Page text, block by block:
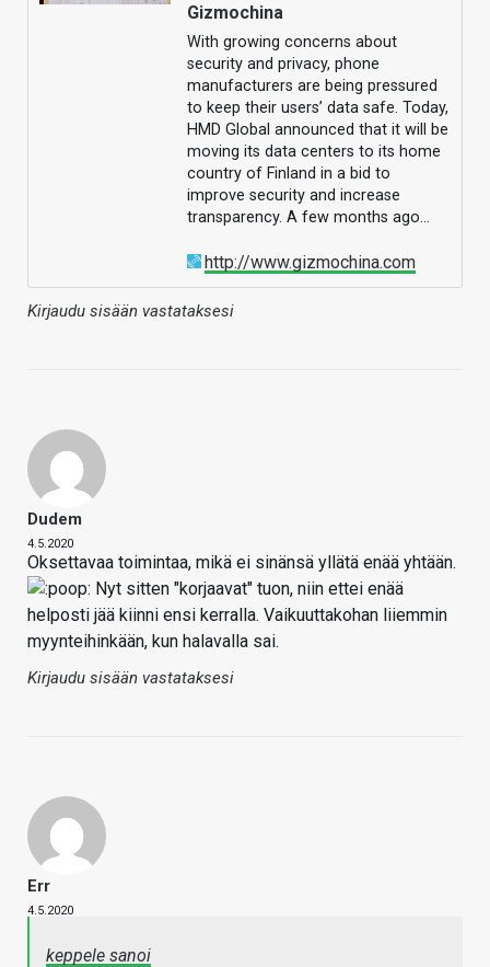
Gizmochina
With growing concerns about
security and privacy, phone
manufacturers are being pressured
to keep their users’ data safe. Today,
HMD Global announced that it will be
moving its data centers to its home
country of Finland in a bid to
improve security and increase
transparency. A few months ago…
http://www.gizmochina.com
Kirjaudu sisään vastataksesi
Dudem
4.5.2020
Oksettavaa toimintaa, mikä ei sinänsä yllätä enää yhtään.
Nyt sitten "korjaavat" tuon, niin ettei enää
helposti jää kiinni ensi kerralla. Vaikuuttakohan liiemmin
myynteihinkään, kun halavalla sai.
Kirjaudu sisään vastataksesi
Err
4.5.2020
keppele sanoi